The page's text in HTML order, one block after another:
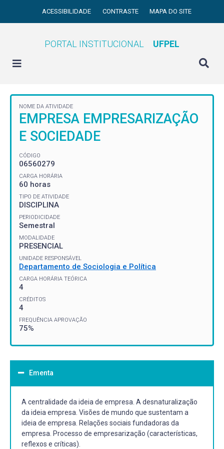
ACESSIBILIDADE CONTRASTE MAPA DO SITE
PORTAL INSTITUCIONAL UFPEL
NOME DA ATIVIDADE
EMPRESA EMPRESARIZAÇÃO
E SOCIEDADE
CÓDIGO
06560279
CARGA HORÁRIA
60 horas
TIPO DE ATIVIDADE
DISCIPLINA
PERIODICIDADE
Semestral
MODALIDADE
PRESENCIAL
UNIDADE RESPONSÁVEL
Departamento de Sociologia e Política
CARGA HORÁRIA TEÓRICA
4
CRÉDITOS
4
FREQUÊNCIA APROVAÇÃO
75%
Ementa
A centralidade da ideia de empresa. A desnaturalização
da ideia empresa. Visões de mundo que sustentam a
ideia de empresa. Relações sociais fundadoras da
empresa. Processo de empresarização (características,
reflexos e críticas).